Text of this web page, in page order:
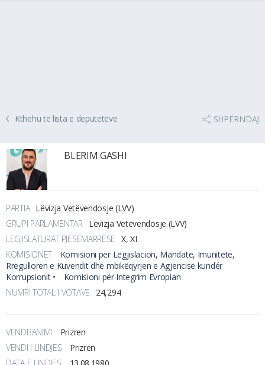
Kthehu te lista e deputetëve SHPËRNDAJ
BLERIM GASHI
PARTIA Lëvizja Vetëvendosje (LVV)
GRUPI PARLAMENTAR
Lëvizja Vetëvendosje (LVV)
LEGJISLATURAT PJESËMARRËSE X, XI
KOMISIONET
Komisioni për Legjislacion, Mandate, Imunitete,
Rregulloren e Kuvendit dhe mbikëqyrjen e Agjencisë kundér
Korrupsionit •
Komisioni për Integrim Evropian
NUMRI TOTAL I VOTAVE
24,294
VENDBANIMI
Prizren
VENDI I LINDJES
Prizren